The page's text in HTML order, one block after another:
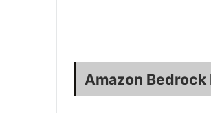
Amazon Bedrock